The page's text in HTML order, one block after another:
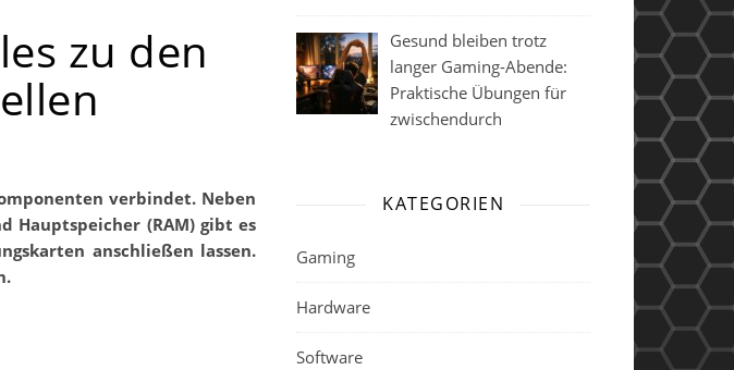
zu den
Hauptspeicher (RAM) gibt es
anschließen lassen.
Gesund bleiben trotz
langer Gaming-Abende:
Praktische Übungen für
zwischendurch
KATEGORIEN
Gaming
Hardware
Software